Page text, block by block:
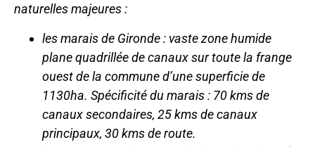
naturelles majeures :
les marais de Gironde : vaste zone humide
plane quadrillée de canaux sur toute la frange
ouest de la commune d’une superficie de
1130ha. Spécificité du marais : 70 kms de
canaux secondaires, 25 kms de canaux
principaux, 30 kms de route.